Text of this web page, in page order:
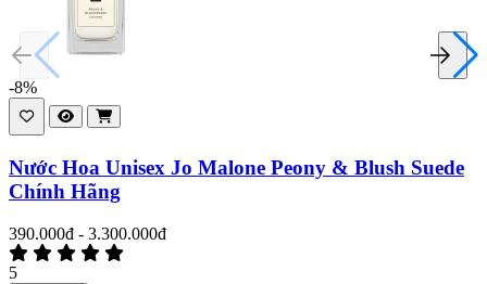
-8%
Nước Hoa Unisex Jo Malone Peony & Blush Suede
Chính Hãng
390.000đ - 3.300.000đ
5